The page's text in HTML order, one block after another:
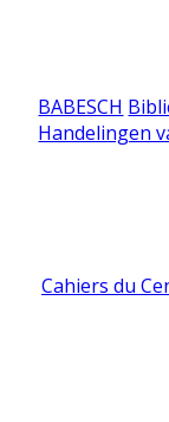
BABESCH
Handelingen
Cahiers du